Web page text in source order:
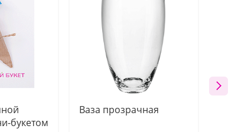
букетом
Ваза прозрачная